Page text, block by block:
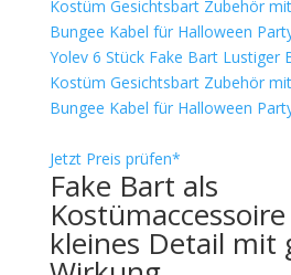
Yolev 6 Stück Fake Bart Lustiger
Kostüm Gesichtsbart Zubehör
Bungee Kabel für Halloween
Jetzt Preis prüfen*
Fake Bart als
Kostümaccessoire
kleines Detail mit